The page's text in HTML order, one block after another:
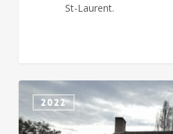
St-Laurent.
LA
GUIRERE
2022